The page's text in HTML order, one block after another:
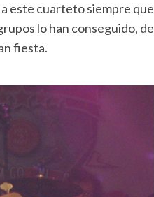
este cuarteto siempre que
lo han conseguido, de
fiesta.